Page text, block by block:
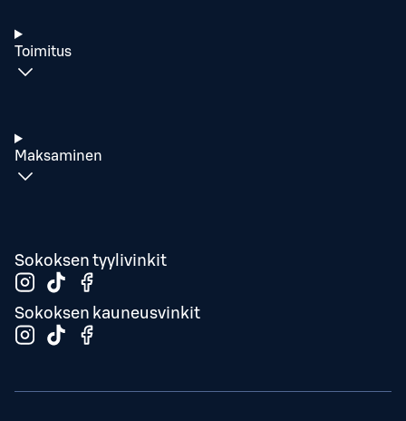
Toimitus
Maksaminen
Sokoksen tyylivinkit
Sokoksen kauneusvinkit